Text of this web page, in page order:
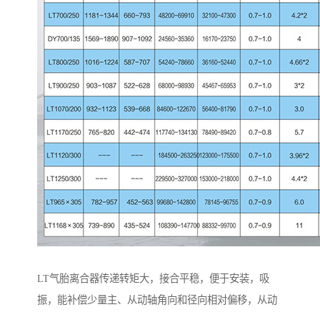
LT气胎离合器传递转矩大，接合平稳，便于安装，吸
振，能补偿少量主、从动轴角向和径向相对偏移，从动